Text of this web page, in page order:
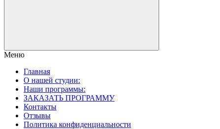
Меню
Главная
О нашей студии:
Наши программы:
ЗАКАЗАТЬ ПРОГРАММУ
Контакты
Отзывы
Политика конфиденциальности